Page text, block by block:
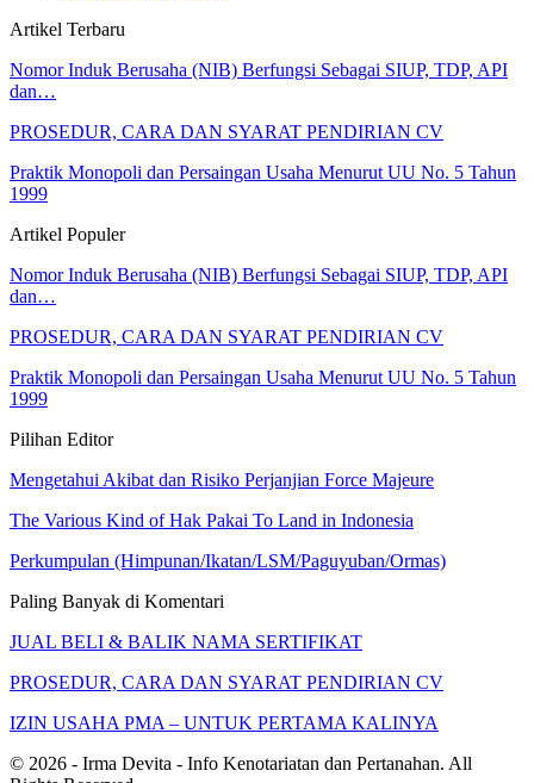
Artikel Terbaru
Nomor Induk Berusaha (NIB) Berfungsi Sebagai SIUP, TDP, API
dan…
PROSEDUR, CARA DAN SYARAT PENDIRIAN CV
Praktik Monopoli dan Persaingan Usaha Menurut UU No. 5 Tahun
1999
Artikel Populer
Nomor Induk Berusaha (NIB) Berfungsi Sebagai SIUP, TDP, API
dan…
PROSEDUR, CARA DAN SYARAT PENDIRIAN CV
Praktik Monopoli dan Persaingan Usaha Menurut UU No. 5 Tahun
1999
Pilihan Editor
Mengetahui Akibat dan Risiko Perjanjian Force Majeure
The Various Kind of Hak Pakai To Land in Indonesia
Perkumpulan (Himpunan/Ikatan/LSM/Paguyuban/Ormas)
Paling Banyak di Komentari
JUAL BELI & BALIK NAMA SERTIFIKAT
PROSEDUR, CARA DAN SYARAT PENDIRIAN CV
IZIN USAHA PMA – UNTUK PERTAMA KALINYA
© 2026 - Irma Devita - Info Kenotariatan dan Pertanahan. All